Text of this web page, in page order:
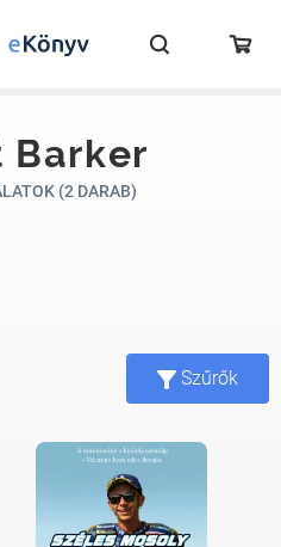
Barker
(2 DARAB)
Szűrők